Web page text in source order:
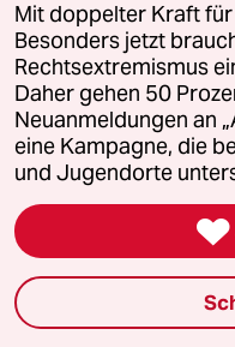
© 2026 taz Verlags und
Alle Rechte vorbehalten. Bei
wenden Sie sich bitte an
Feedback
Seitenwende
Mit doppelter Kraft
Besonders jetzt
Rechtsextremismus
Daher gehen 50
Neuanmeldungen an
eine Kampagne, die
und Jugendorte
